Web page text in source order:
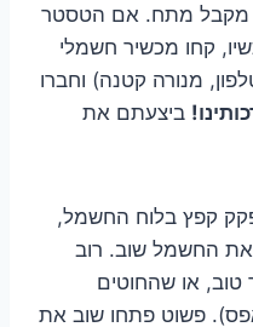
מקבל מתח. אם הטסטר
קחו מכשיר חשמלי
מנורה קטנה) וחברו
ביצעתם את
קפץ בלוח החשמל,
את החשמל שוב. רוב
טוב, או שהחוטים
פשוט פתחו שוב את